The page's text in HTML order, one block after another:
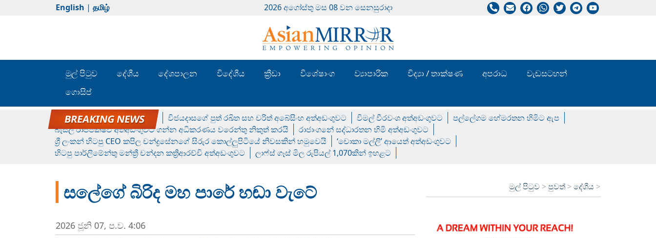
English | தமிழ் 2026 අගෝස්‍තු මස 08 වන සෙනසුරාදා
මුල් පිටුව දේශීය දේශපාලන විදේශීය ක්‍රීඩා විශේෂාංග ව්‍යාපාරික විද්‍යා / තාක්ෂණ අපරාධ
වැඩසටහන්
ගොසිප්
රන් ගෙනා රුමේෂ්ගේ හෙල්ලය විජයදාසගේ පුත් රඛිත සහ චරිත් අබේසිංහ අත්අඩංගුවට විමල් වීරවංශ අත්අඩංගුවට
පල්ලේගම හේමරතන හිමිට ඇප
බැසිල් රාජපක්ෂව අත්අඩංගුවට ගන්න අධිකරණය වරෙන්තු නිකුත් කරයි
රාජාංගනේ සද්ධාරතන හිමි අත්අඩංගුවට
ශ්‍රී ලංකන් හිටපු CEO කපිල චන්ද්‍රසේනගේ සිරුර කොල්ලුපිටියේ නිවසකින් හමුවෙයි
‘චොකා මල්ලි’ ආයෙත් අත්අඩංගුවට
හිටපු පාර්ලිමේන්තු මන්ත්‍රී චන්දන කත්‍රිආරච්චි අත්අඩංගුවට
ලාෆ්ස් ගෑස් මිල රුපියල් 1,070කින් ඉහළට
සලේගේ බිරිද මහ පාරේ හඬා වැටේ මුල් පිටුව >පුවත් >දේශීය >
2026 ජූනි 07, ප.ව. 4:06